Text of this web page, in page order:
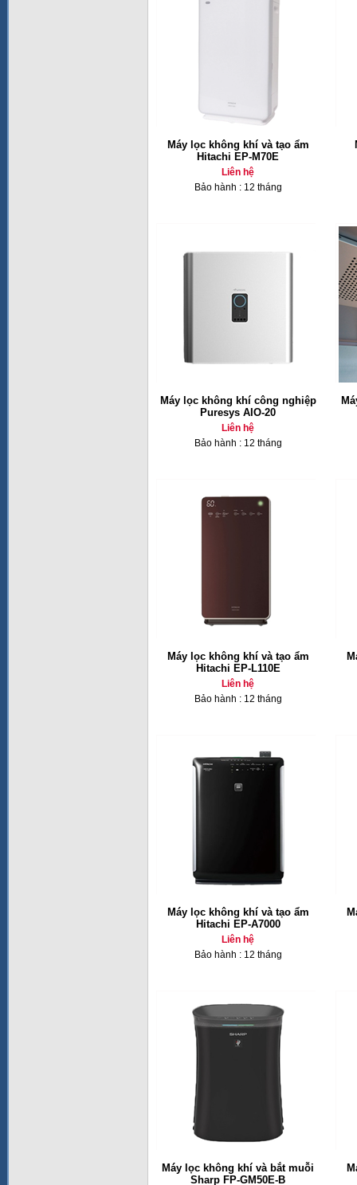
Máy lọc không khí và tạo ẩm
Hitachi EP-M70E
Liên hệ
Bảo hành : 12 tháng
Máy lọc không khí công nghiệp
Puresys AIO-20
Liên hệ
Bảo hành : 12 tháng
Máy lọc không khí và tạo ẩm
Hitachi EP-L110E
Liên hệ
Bảo hành : 12 tháng
Máy lọc không khí và tạo ẩm
Hitachi EP-A7000
Liên hệ
Bảo hành : 12 tháng
Máy lọc không khí và bắt muỗi
Sharp FP-GM50E-B